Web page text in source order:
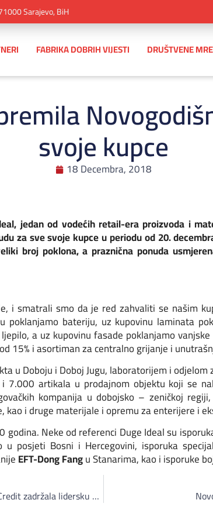
Sarajevo, BiH
FABRIKA DOBRIH VIJESTI DRUŠTVENE
svoje kupce
18 Decembra, 2018
jedan od vodećih retail-era proizvoda i
za sve svoje kupce u periodu od 20.
broj poklona, a praznična ponuda
i smatrali smo da je red zahvaliti se našim
poklanjamo bateriju, uz kupovinu laminata
a uz kupovinu fasade poklanjamo
15% i asortiman za centralno grijanje i
u Doboju i Doboj Jugu, laboratorijem i
7.000 artikala u prodajnom objektu koji se
kompanija u dobojsko – zeničkoj
kao i druge materijale i opremu za enterijere i
godina. Neke od referenci Duge Ideal su
u posjeti Bosni i Hercegovini, isporuka
EFT-Dong Fangu Stanarima, kao i isporuke
Novogodišnji razgovor s novinarima: ProCredit zadržala lidersku poziciju u SME sektoru, portofilo u 2018. rastao 10%